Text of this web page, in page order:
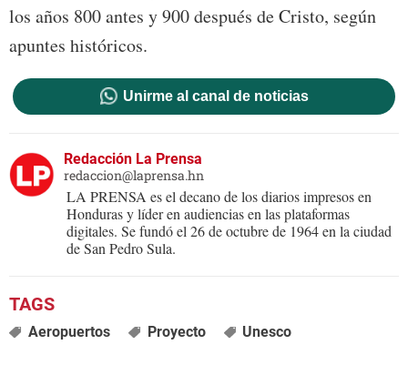
los años 800 antes y 900 después de Cristo, según
apuntes históricos.
Unirme al canal de noticias
Redacción La Prensa
redaccion@laprensa.hn
LA PRENSA es el decano de los diarios impresos en
Honduras y líder en audiencias en las plataformas
digitales. Se fundó el 26 de octubre de 1964 en la ciudad
de San Pedro Sula.
Aeropuertos Proyecto Unesco